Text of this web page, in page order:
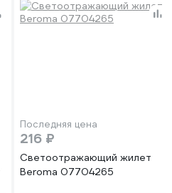
Последняя цена
216 ₽
Светоотражающий жилет
Beroma 07704265